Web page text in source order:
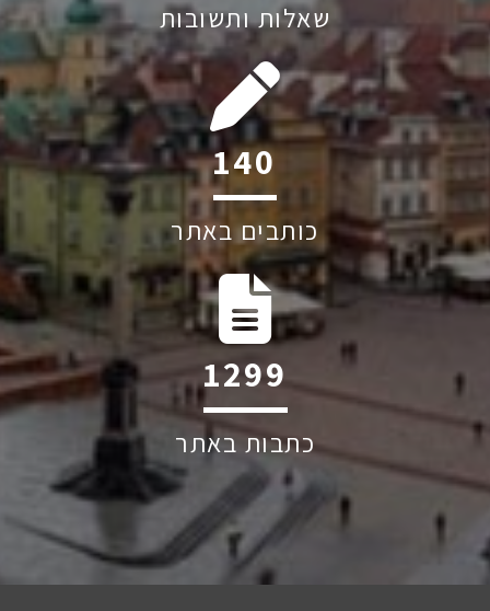
שאלות ותשובות
215
כותבים באתר
2004
כתבות באתר